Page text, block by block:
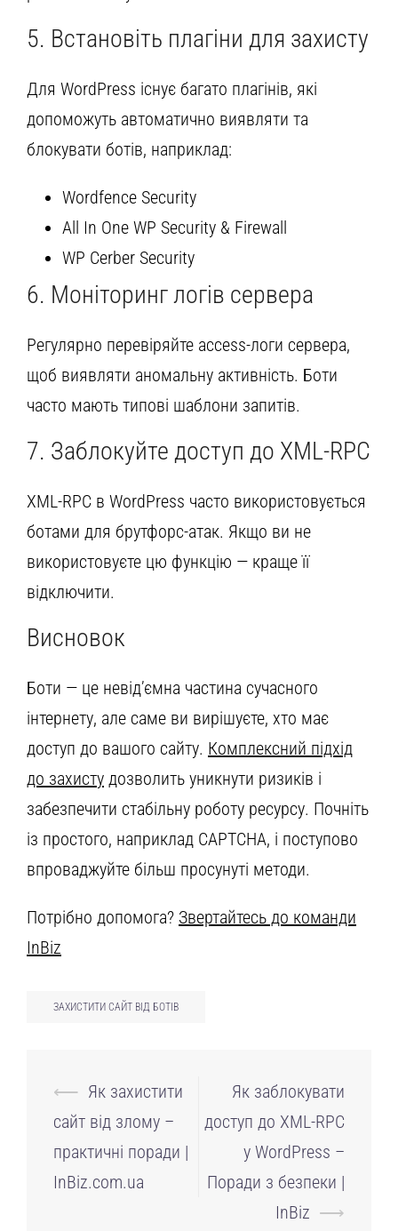
5. Встановіть плагіни для захисту
Для WordPress існує багато плагінів, які
допоможуть автоматично виявляти та
блокувати ботів, наприклад:
Wordfence Security
All In One WP Security & Firewall
WP Cerber Security
6. Моніторинг логів сервера
Регулярно перевіряйте access-логи сервера,
щоб виявляти аномальну активність. Боти
часто мають типові шаблони запитів.
7. Заблокуйте доступ до XML-RPC
XML-RPC в WordPress часто використовується
ботами для брутфорс-атак. Якщо ви не
використовуєте цю функцію — краще її
відключити.
Висновок
Боти — це невід’ємна частина сучасного
інтернету, але саме ви вирішуєте, хто має
доступ до вашого сайту. Комплексний підхід
до захисту дозволить уникнути ризиків і
забезпечити стабільну роботу ресурсу. Почніть
із простого, наприклад CAPTCHA, і поступово
впроваджуйте більш просунуті методи.
Потрібно допомога? Звертайтесь до команди
InBiz
ЗАХИСТИТИ САЙТ ВІД БОТІВ
Навігація
по
запису
⟵ Як захистити
сайт від злому –
практичні поради |
InBiz.com.ua
Як заблокувати
доступ до XML-RPC
у WordPress –
Поради з безпеки |
InBiz ⟶